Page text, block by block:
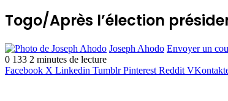
Togo/Après l’élection
Joseph Ahodo Envoyer un
0 133 2 minutes de lecture
Facebook X Linkedin Tumblr Pinterest Reddit